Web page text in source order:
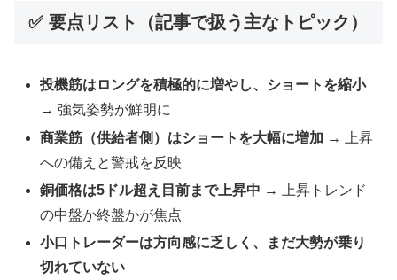
✅ 要点リスト（記事で扱う主なトピック）
投機筋はロングを積極的に増やし、ショートを縮小
→ 強気姿勢が鮮明に
商業筋（供給者側）はショートを大幅に増加 → 上昇
への備えと警戒を反映
銅価格は5ドル超え目前まで上昇中 → 上昇トレンド
の中盤か終盤かが焦点
小口トレーダーは方向感に乏しく、まだ大勢が乗り
切れていない